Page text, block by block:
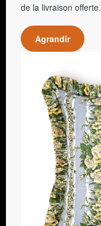
de la livraison offerte.
Agrandir